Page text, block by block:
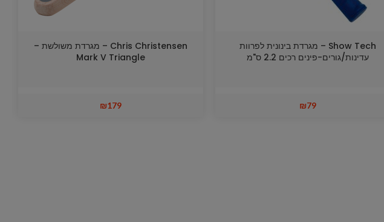
Show Tech – מגרדת בינונית לפרוות
עדינות/גורים-פינים רכים 2.2 ס"מ
₪79
Chris Christensen – מגרדת משולשת –
Mark V Triangle
₪179